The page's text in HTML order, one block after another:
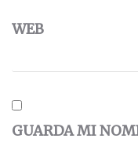
WEB
GUARDA MI